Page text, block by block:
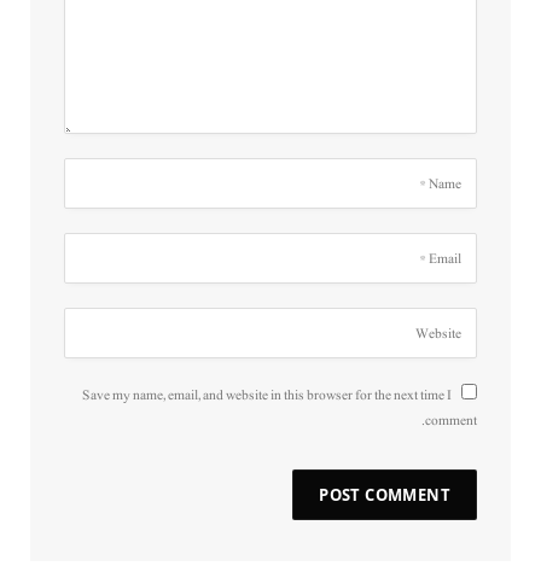
Save my name, email, and website in this browser for the next time I
comment.